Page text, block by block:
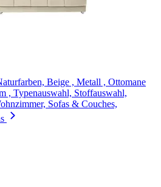
Beige , Metall , Ottomane
, Typenauswahl, Stoffauswahl,
Sofas & Couches,